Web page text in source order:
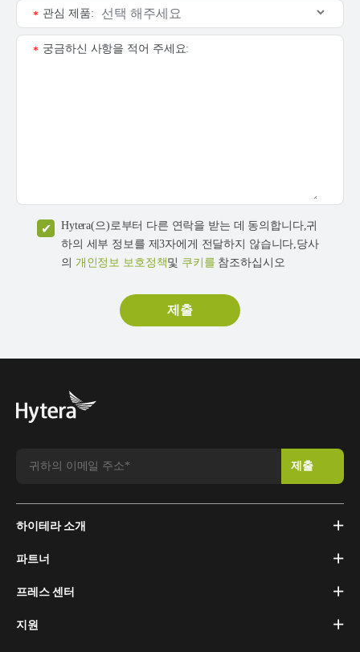
관심 제품:
*
궁금하신 사항을 적어 주세요:
*
Hytera(으)로부터 다른 연락을 받는 데 동의합니다,귀
하의 세부 정보를 제3자에게 전달하지 않습니다,당사
의 개인정보 보호정책및 쿠키를 참조하십시오
하이테라 소개
파트너
프레스 센터
지원